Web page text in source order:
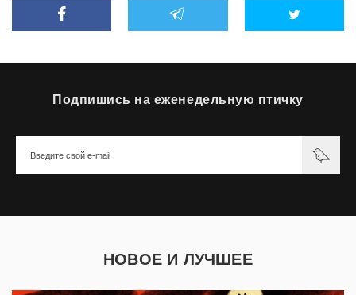
Подпишись на еженедельную птичку
НОВОЕ И ЛУЧШЕЕ